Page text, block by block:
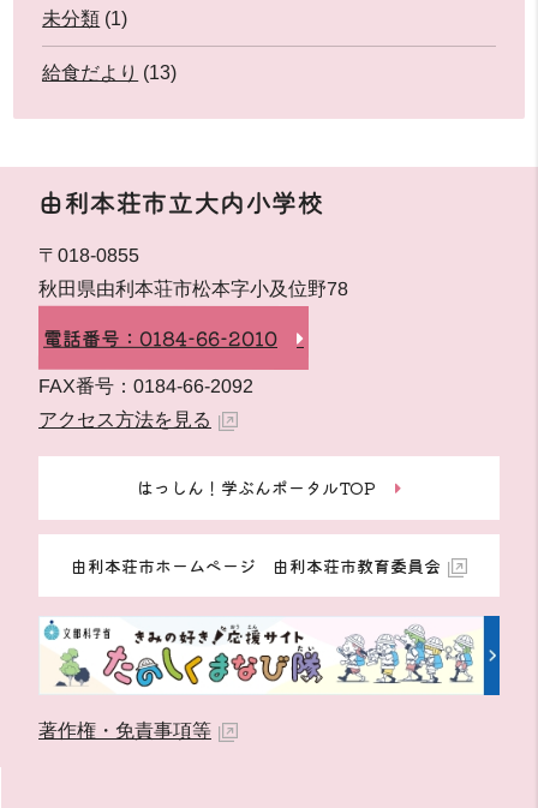
未分類 (1)
給食だより (13)
由利本荘市立大内小学校
〒018-0855
秋田県由利本荘市松本字小及位野78
電話番号：0184-66-2010
FAX番号：0184-66-2092
アクセス方法を見る
はっしん！学ぶんポータルTOP
由利本荘市ホームページ 由利本荘市教育委員会
著作権・免責事項等